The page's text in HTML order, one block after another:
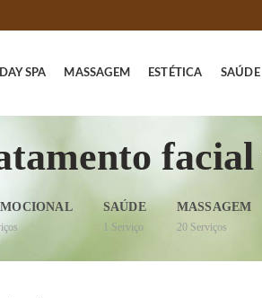
DAY SPA MASSAGEM ESTÉTICA SAÚDE
SAÚDE
Serviço
MASSAGEM
20 Serviços